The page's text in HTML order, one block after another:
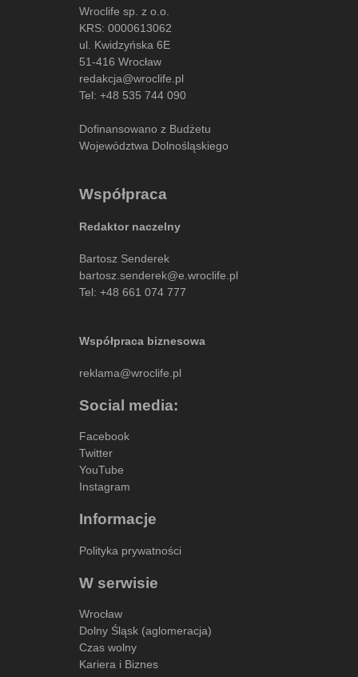
Wroclife sp. z o.o.
KRS: 0000613062
ul. Kwidzyńska 6E
51-416 Wrocław
redakcja@wroclife.pl
Tel: +48 535 744 090
Dofinansowano z Budżetu
Województwa Dolnośląskiego
Współpraca
Redaktor naczelny
Bartosz Senderek
bartosz.senderek@e.wroclife.pl
Tel: +48 661 074 777
Współpraca biznesowa
reklama@wroclife.pl
Social media:
Facebook
Twitter
YouTube
Instagram
Informacje
Polityka prywatności
W serwisie
Wrocław
Dolny Śląsk (aglomeracja)
Czas wolny
Kariera i Biznes